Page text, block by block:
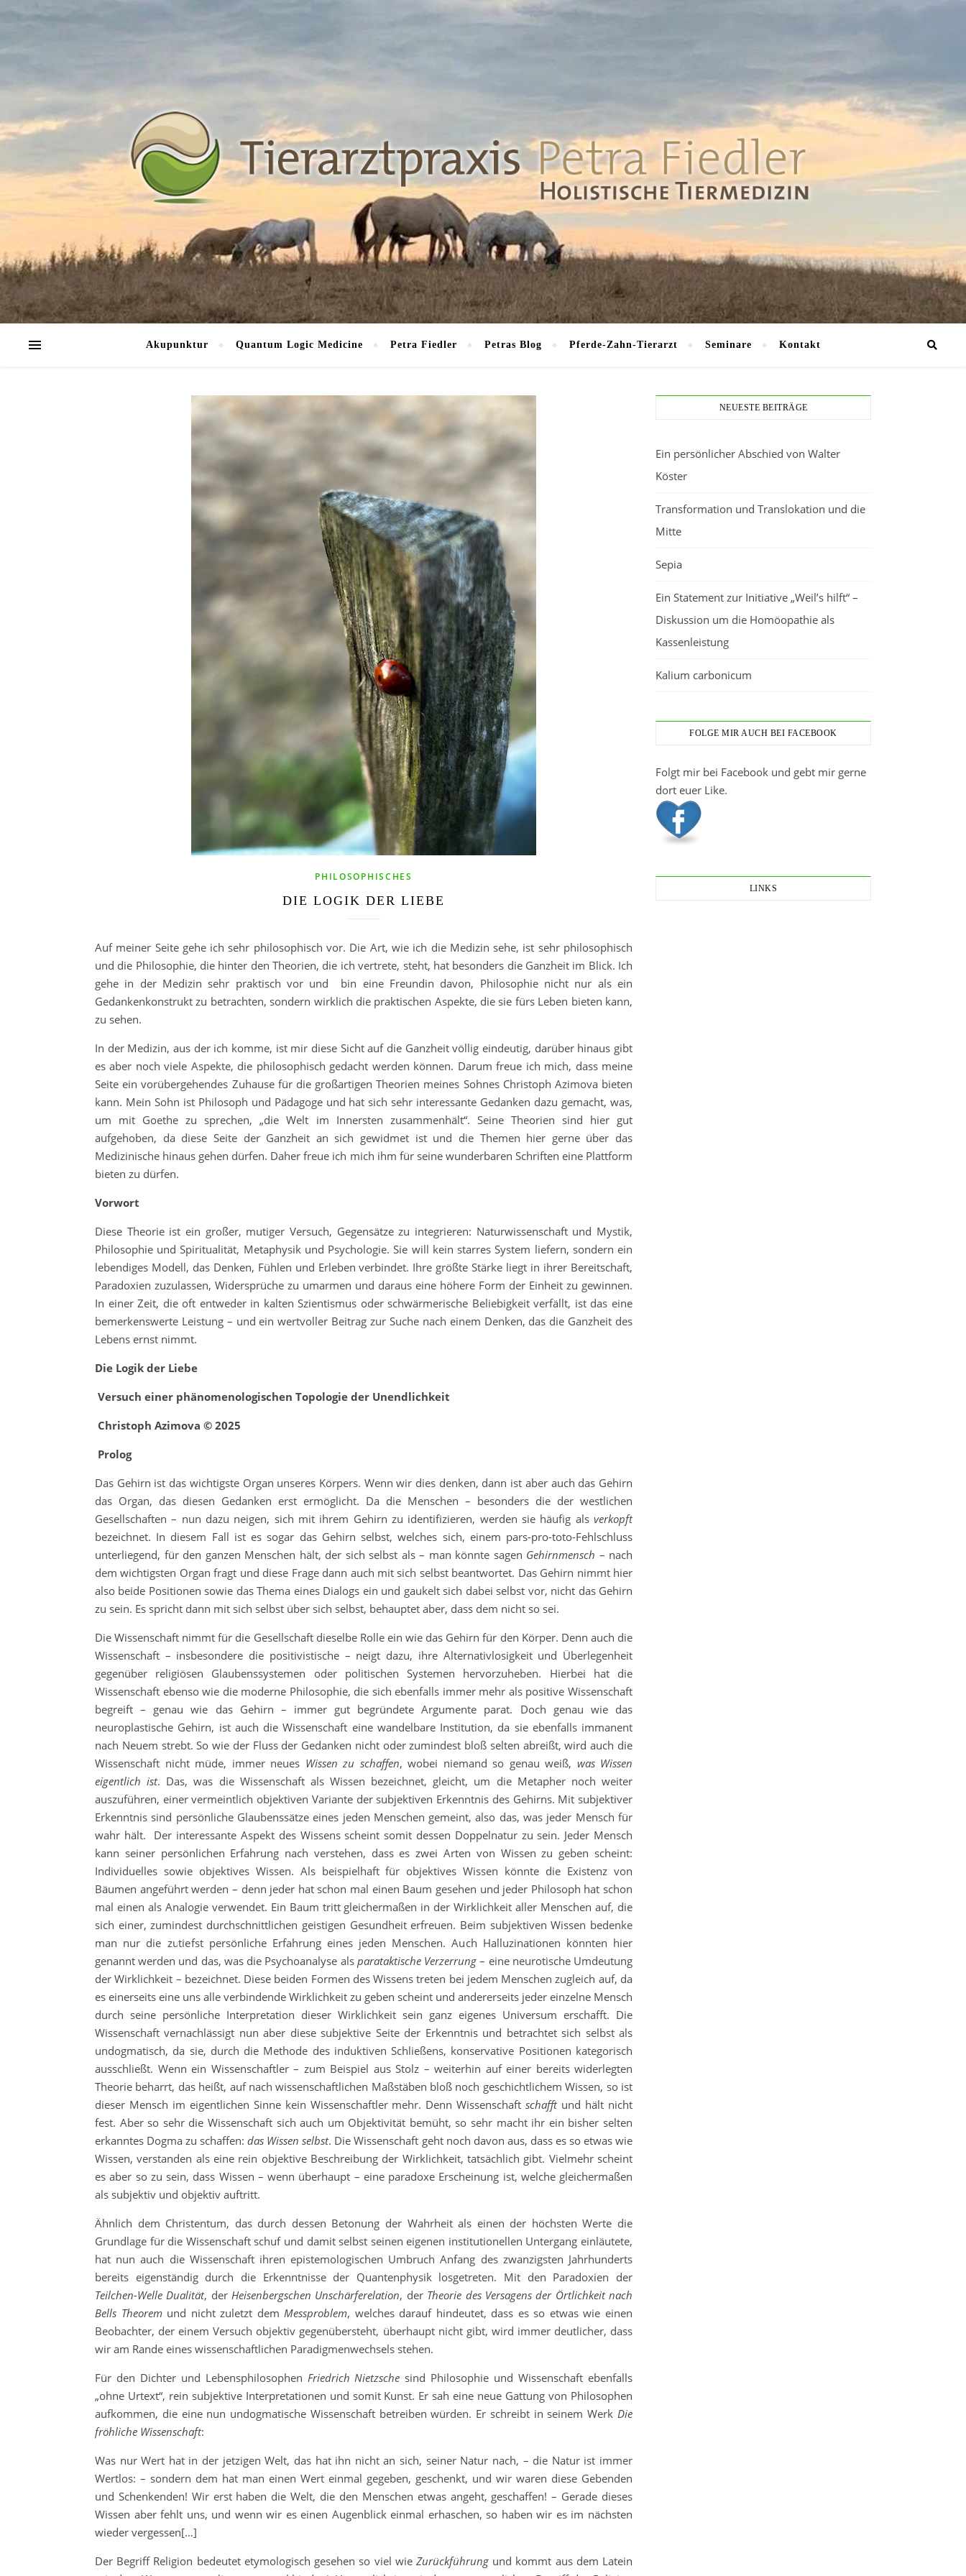
Akupunktur Quantum Logic Medicine Petra Fiedler Petras Blog Pferde-Zahn-Tierarzt Seminare Kontakt
PHILOSOPHISCHES
DIE LOGIK DER LIEBE
Auf meiner Seite gehe ich sehr philosophisch vor. Die Art, wie ich die Medizin sehe, ist sehr philosophisch
und die Philosophie, die hinter den Theorien, die ich vertrete, steht, hat besonders die Ganzheit im Blick. Ich
gehe in der Medizin sehr praktisch vor und bin eine Freundin davon, Philosophie nicht nur als ein
Gedankenkonstrukt zu betrachten, sondern wirklich die praktischen Aspekte, die sie fürs Leben bieten kann,
zu sehen.
In der Medizin, aus der ich komme, ist mir diese Sicht auf die Ganzheit völlig eindeutig, darüber hinaus gibt
es aber noch viele Aspekte, die philosophisch gedacht werden können. Darum freue ich mich, dass meine
Seite ein vorübergehendes Zuhause für die großartigen Theorien meines Sohnes Christoph Azimova bieten
kann. Mein Sohn ist Philosoph und Pädagoge und hat sich sehr interessante Gedanken dazu gemacht, was,
um mit Goethe zu sprechen, „die Welt im Innersten zusammenhält“. Seine Theorien sind hier gut
aufgehoben, da diese Seite der Ganzheit an sich gewidmet ist und die Themen hier gerne über das
Medizinische hinaus gehen dürfen. Daher freue ich mich ihm für seine wunderbaren Schriften eine Plattform
bieten zu dürfen.
Vorwort
Diese Theorie ist ein großer, mutiger Versuch, Gegensätze zu integrieren: Naturwissenschaft und Mystik,
Philosophie und Spiritualität, Metaphysik und Psychologie. Sie will kein starres System liefern, sondern ein
lebendiges Modell, das Denken, Fühlen und Erleben verbindet. Ihre größte Stärke liegt in ihrer Bereitschaft,
Paradoxien zuzulassen, Widersprüche zu umarmen und daraus eine höhere Form der Einheit zu gewinnen.
In einer Zeit, die oft entweder in kalten Szientismus oder schwärmerische Beliebigkeit verfällt, ist das eine
bemerkenswerte Leistung – und ein wertvoller Beitrag zur Suche nach einem Denken, das die Ganzheit des
Lebens ernst nimmt.
Die Logik der Liebe
Versuch einer phänomenologischen Topologie der Unendlichkeit
Christoph Azimova © 2025
Prolog
Das Gehirn ist das wichtigste Organ unseres Körpers. Wenn wir dies denken, dann ist aber auch das Gehirn
das Organ, das diesen Gedanken erst ermöglicht. Da die Menschen – besonders die der westlichen
Gesellschaften – nun dazu neigen, sich mit ihrem Gehirn zu identifizieren, werden sie häufig als verkopft
bezeichnet. In diesem Fall ist es sogar das Gehirn selbst, welches sich, einem pars-pro-toto-Fehlschluss
unterliegend, für den ganzen Menschen hält, der sich selbst als – man könnte sagen Gehirnmensch – nach
dem wichtigsten Organ fragt und diese Frage dann auch mit sich selbst beantwortet. Das Gehirn nimmt hier
also beide Positionen sowie das Thema eines Dialogs ein und gaukelt sich dabei selbst vor, nicht das Gehirn
zu sein. Es spricht dann mit sich selbst über sich selbst, behauptet aber, dass dem nicht so sei.
Die Wissenschaft nimmt für die Gesellschaft dieselbe Rolle ein wie das Gehirn für den Körper. Denn auch die
Wissenschaft – insbesondere die positivistische – neigt dazu, ihre Alternativlosigkeit und Überlegenheit
gegenüber religiösen Glaubenssystemen oder politischen Systemen hervorzuheben. Hierbei hat die
Wissenschaft ebenso wie die moderne Philosophie, die sich ebenfalls immer mehr als positive Wissenschaft
begreift – genau wie das Gehirn – immer gut begründete Argumente parat. Doch genau wie das
neuroplastische Gehirn, ist auch die Wissenschaft eine wandelbare Institution, da sie ebenfalls immanent
nach Neuem strebt. So wie der Fluss der Gedanken nicht oder zumindest bloß selten abreißt, wird auch die
Wissenschaft nicht müde, immer neues Wissen zu schaffen, wobei niemand so genau weiß, was Wissen
eigentlich ist. Das, was die Wissenschaft als Wissen bezeichnet, gleicht, um die Metapher noch weiter
auszuführen, einer vermeintlich objektiven Variante der subjektiven Erkenntnis des Gehirns. Mit subjektiver
Erkenntnis sind persönliche Glaubenssätze eines jeden Menschen gemeint, also das, was jeder Mensch für
wahr hält. Der interessante Aspekt des Wissens scheint somit dessen Doppelnatur zu sein. Jeder Mensch
kann seiner persönlichen Erfahrung nach verstehen, dass es zwei Arten von Wissen zu geben scheint:
Individuelles sowie objektives Wissen. Als beispielhaft für objektives Wissen könnte die Existenz von
Bäumen angeführt werden – denn jeder hat schon mal einen Baum gesehen und jeder Philosoph hat schon
mal einen als Analogie verwendet. Ein Baum tritt gleichermaßen in der Wirklichkeit aller Menschen auf, die
sich einer, zumindest durchschnittlichen geistigen Gesundheit erfreuen. Beim subjektiven Wissen bedenke
man nur die zutiefst persönliche Erfahrung eines jeden Menschen. Auch Halluzinationen könnten hier
genannt werden und das, was die Psychoanalyse als parataktische Verzerrung – eine neurotische Umdeutung
der Wirklichkeit – bezeichnet. Diese beiden Formen des Wissens treten bei jedem Menschen zugleich auf, da
es einerseits eine uns alle verbindende Wirklichkeit zu geben scheint und andererseits jeder einzelne Mensch
durch seine persönliche Interpretation dieser Wirklichkeit sein ganz eigenes Universum erschafft. Die
Wissenschaft vernachlässigt nun aber diese subjektive Seite der Erkenntnis und betrachtet sich selbst als
undogmatisch, da sie, durch die Methode des induktiven Schließens, konservative Positionen kategorisch
ausschließt. Wenn ein Wissenschaftler – zum Beispiel aus Stolz – weiterhin auf einer bereits widerlegten
Theorie beharrt, das heißt, auf nach wissenschaftlichen Maßstäben bloß noch geschichtlichem Wissen, so ist
dieser Mensch im eigentlichen Sinne kein Wissenschaftler mehr. Denn Wissenschaftschafftund hält nicht
fest. Aber so sehr die Wissenschaft sich auch um Objektivität bemüht, so sehr macht ihr ein bisher selten
erkanntes Dogma zu schaffen:das Wissen selbst. Die Wissenschaft geht noch davon aus, dass es so etwas wie
Wissen, verstanden als eine rein objektive Beschreibung der Wirklichkeit, tatsächlich gibt. Vielmehr scheint
es aber so zu sein, dass Wissen – wenn überhaupt – eine paradoxe Erscheinung ist, welche gleichermaßen
als subjektiv und objektiv auftritt.
Ähnlich dem Christentum, das durch dessen Betonung der Wahrheit als einen der höchsten Werte die
Grundlage für die Wissenschaft schuf und damit selbst seinen eigenen institutionellen Untergang einläutete,
hat nun auch die Wissenschaft ihren epistemologischen Umbruch Anfang des zwanzigsten Jahrhunderts
bereits eigenständig durch die Erkenntnisse der Quantenphysik losgetreten. Mit den Paradoxien der
Teilchen-Welle Dualität, derHeisenbergschen Unschärferelation, der Theorie des Versagens der Örtlichkeit nach
Bells Theoremund nicht zuletzt demMessproblem, welches darauf hindeutet, dass es so etwas wie einen
Beobachter, der einem Versuch objektiv gegenübersteht, überhaupt nicht gibt, wird immer deutlicher, dass
wir am Rande eines wissenschaftlichen Paradigmenwechsels stehen.
Für den Dichter und Lebensphilosophen Friedrich Nietzsche sind Philosophie und Wissenschaft ebenfalls
„ohne Urtext“, rein subjektive Interpretationen und somit Kunst. Er sah eine neue Gattung von Philosophen
aufkommen, die eine nun undogmatische Wissenschaft betreiben würden. Er schreibt in seinem Werk Die
fröhliche Wissenschaft:
Was nur Wert hat in der jetzigen Welt, das hat ihn nicht an sich, seiner Natur nach, – die Natur ist immer
Wertlos: – sondern dem hat man einen Wert einmal gegeben, geschenkt, und wir waren diese Gebenden
und Schenkenden! Wir erst haben die Welt, die den Menschen etwas angeht, geschaffen! – Gerade dieses
Wissen aber fehlt uns, und wenn wir es einen Augenblick einmal erhaschen, so haben wir es im nächsten
wieder vergessen[…]
Der Begriff Religion bedeutet etymologisch gesehen so viel wie Zurückführungund kommt aus dem Latein
NEUESTE BEITRÄGE
Ein persönlicher Abschied von Walter
Köster
Transformation und Translokation und die
Mitte
Sepia
Ein Statement zur Initiative „Weil’s hilft“ –
Diskussion um die Homöopathie als
Kassenleistung
Kalium carbonicum
FOLGE MIR AUCH BEI FACEBOOK
Folgt mir bei Facebook und gebt mir gerne
dort euer Like.
LINKS